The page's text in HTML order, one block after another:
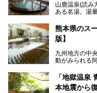
日、の合計8
見所を徹底紹
山鹿温泉(読み
ある名湯。湯
泉質であり、
今回は地元九
設・家族風呂
ご紹介。ぜひ
熊本県のス
版】
九州地方の中
動がみられる
す。
そんな熊本県
泉県でもあり
「地獄温泉
本地震から